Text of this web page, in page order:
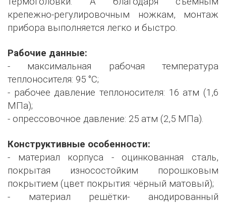
крепежно-регулировочным ножкам, монтаж
прибора выполняется легко и быстро.
Рабочие данные:
- максимальная рабочая температура
теплоносителя: 95 °С;
- рабочее давление теплоносителя: 16 атм (1,6
МПа);
- опрессовочное давление: 25 атм (2,5 МПа).
Конструктивные особенности:
- материал корпуса - оцинкованная сталь,
покрытая износостойким порошковым
покрытием (цвет покрытия: чёрный матовый);
- материал решётки- анодированный